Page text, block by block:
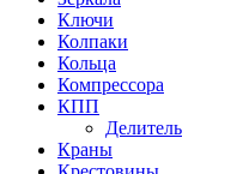
Ключи
Колпаки
Кольца
Компрессора
КПП
Делитель
Краны